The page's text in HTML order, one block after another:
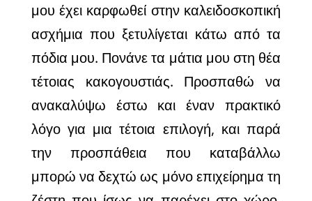
μου έχει καρφωθεί στην καλειδοσκοπική
ασχήμια που ξετυλίγεται κάτω από τα
πόδια μου. Πονάνε τα μάτια μου στη θέα
τέτοιας κακογουστιάς. Προσπαθώ να
ανακαλύψω έστω και έναν πρακτικό
λόγο για μια τέτοια επιλογή, και παρά
την προσπάθεια που καταβάλλω
μπορώ να δεχτώ ως μόνο επιχείρημα τη